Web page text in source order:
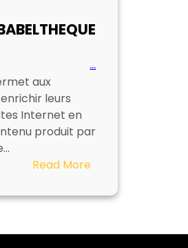
…
aux
leurs
Internet en
produit par
Read More: